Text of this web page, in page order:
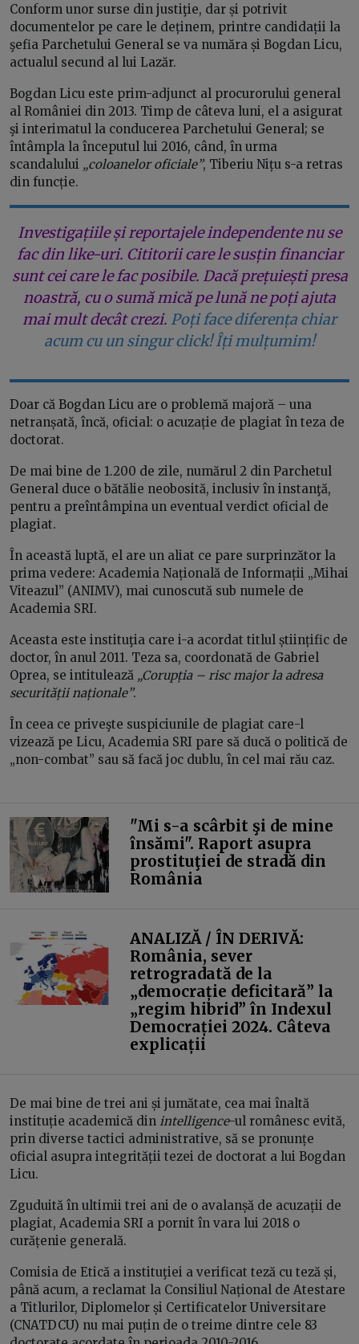
Conform unor surse din justiţie, dar și potrivit
documentelor pe care le deținem, printre candidații la
şefia Parchetului General se va număra și Bogdan Licu,
actualul secund al lui Lazăr.
Bogdan Licu este prim-adjunct al procurorului general
al României din 2013. Timp de câteva luni, el a asigurat
şi interimatul la conducerea Parchetului General; se
întâmpla la începutul lui 2016, când, în urma
scandalului „coloanelor oficiale”, Tiberiu Nițu s-a retras
din funcție.
Investigațiile și reportajele independente nu se
fac din like-uri. Cititorii care le susțin financiar
sunt cei care le fac posibile. Dacă prețuiești presa
noastră, cu o sumă mică pe lună ne poți ajuta
mai mult decât crezi. Poți face diferența chiar
acum cu un singur click! Îți mulțumim!
Doar că Bogdan Licu are o problemă majoră – una
netranșată, încă, oficial: o acuzație de plagiat în teza de
doctorat.
De mai bine de 1.200 de zile, numărul 2 din Parchetul
General duce o bătălie neobosită, inclusiv în instanţă,
pentru a preîntâmpina un eventual verdict oficial de
plagiat.
În această luptă, el are un aliat ce pare surprinzător la
prima vedere: Academia Națională de Informații „Mihai
Viteazul” (ANIMV), mai cunoscută sub numele de
Academia SRI.
Aceasta este instituţia care i-a acordat titlul științific de
doctor, în anul 2011. Teza sa, coordonată de Gabriel
Oprea, se intitulează „Corupția – risc major la adresa
securității naționale”.
În ceea ce priveşte suspiciunile de plagiat care-l
vizează pe Licu, Academia SRI pare să ducă o politică de
„non-combat” sau să facă joc dublu, în cel mai rău caz.
"Mi s-a scârbit şi de mine
însămi". Raport asupra
prostituţiei de stradă din
România
ANALIZĂ / ÎN DERIVĂ:
România, sever
retrogradată de la
„democrație deficitară” la
„regim hibrid” în Indexul
Democrației 2024. Câteva
explicații
De mai bine de trei ani și jumătate, cea mai înaltă
instituție academică din intelligence-ul românesc evită,
prin diverse tactici administrative, să se pronunțe
oficial asupra integrității tezei de doctorat a lui Bogdan
Licu.
Zguduită în ultimii trei ani de o avalanșă de acuzații de
plagiat, Academia SRI a pornit în vara lui 2018 o
curățenie generală.
Comisia de Etică a instituţiei a verificat teză cu teză și,
până acum, a reclamat la Consiliul Național de Atestare
a Titlurilor, Diplomelor și Certificatelor Universitare
(CNATDCU) nu mai puțin de o treime dintre cele 83